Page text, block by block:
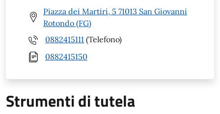
Piazza dei Martiri, 5 71013 San Giovanni
Rotondo (FG)
0882415111 (Telefono)
0882415150
Strumenti di tutela